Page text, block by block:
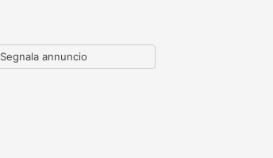
Segnala annuncio